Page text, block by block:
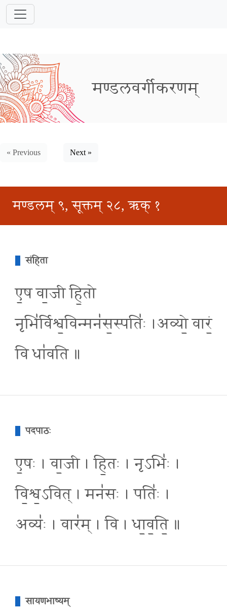
मण्डलवर्गीकरणम्
« Previous Next »
मण्डलम् ९, सूक्तम् २८, ऋक् १
संहिता
ए॒ष वा॒जी हि॒तो
नृभि॑र्विश्व॒विन्मन॑स॒स्पति॑ः ।अव्यो॒ वारं॒
वि धा॑वति ॥
पदपाठः
ए॒षः । वा॒जी । हि॒तः । नृऽभिः॑ ।
वि॒श्व॒ऽवित् । मन॑सः । पतिः॑ ।
अव्यः॑ । वार॑म् । वि । धा॒व॒ति॒ ॥
सायणभाष्यम्